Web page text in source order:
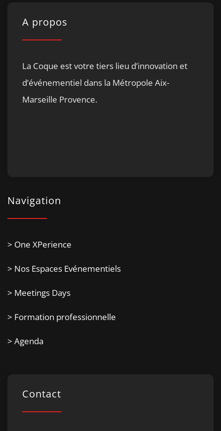
A propos
La Coque est votre tiers lieu d’innovation et
d’événementiel dans la Métropole Aix-
Marseille Provence.
Navigation
> One XPerience
> Nos Espaces Evénementiels
> Meetings Days
> Formation professionnelle
> Agenda
Contact